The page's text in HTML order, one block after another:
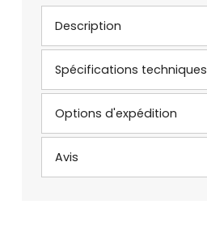
Description
Spécifications techniques
Options d'expédition
Avis